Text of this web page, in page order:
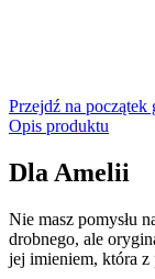
Przejdź na początek
Opis produktu
Dla Amelii
Nie masz pomysłu
drobnego, ale
jej imieniem, która z